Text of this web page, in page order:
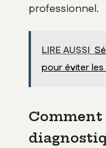
professionnel.
LIRE AUSSI
pour éviter